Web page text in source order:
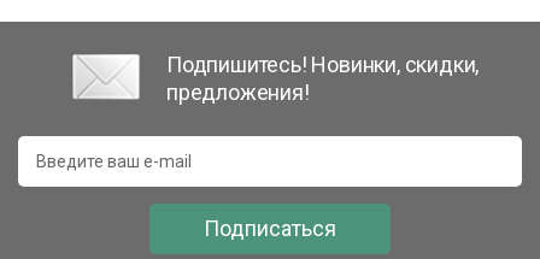
Подпишитесь! Новинки, скидки,
предложения!
Подписаться